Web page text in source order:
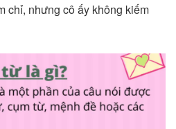
chỉ, nhưng cô ấy không kiếm